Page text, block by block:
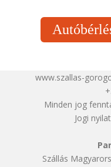
www.szallas-
Minden jog
Jogi
Szállás